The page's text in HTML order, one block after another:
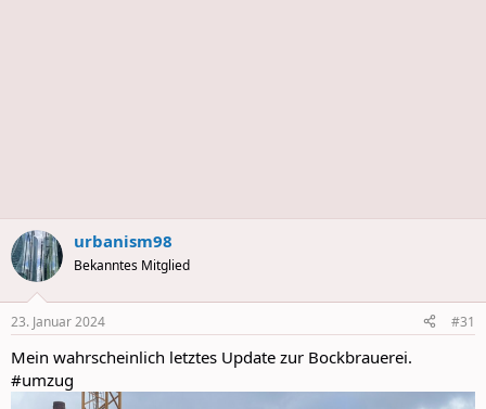
urbanism98
Bekanntes Mitglied
23. Januar 2024 #31
Mein wahrscheinlich letztes Update zur Bockbrauerei.
#umzug